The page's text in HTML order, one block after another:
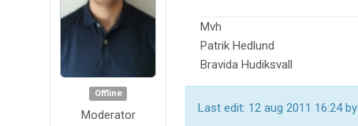
Offline
Moderator
Mvh
Patrik Hedlund
Bravida Hudiksvall
Last edit: 12 aug 2011 16:24 by